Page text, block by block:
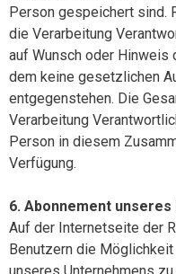
Person gespeichert sind.
die Verarbeitung
auf Wunsch oder
dem keine gesetzlichen
entgegenstehen. Die
Verarbeitung
Person in diesem
Verfügung.
6. Abonnement
Auf der Internetseite der
Benutzern die